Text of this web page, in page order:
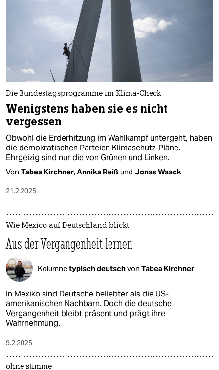
Die Bundestagsprogramme im Klima-Check
Wenigstens haben sie es nicht
vergessen
Obwohl die Erderhitzung im Wahlkampf untergeht, haben
die demokratischen Parteien Klimaschutz-Pläne.
Ehrgeizig sind nur die von Grünen und Linken.
Von Tabea Kirchner,Annika Reiß und Jonas Waack
21.2.2025
Wie Mexico auf Deutschland blickt
Aus der Vergangenheit lernen
Kolumnetypisch deutschvon Tabea Kirchner
In Mexiko sind Deutsche beliebter als die US-
amerikanischen Nachbarn. Doch die deutsche
Vergangenheit bleibt präsent und prägt ihre
Wahrnehmung.
9.2.2025
ohne stimme